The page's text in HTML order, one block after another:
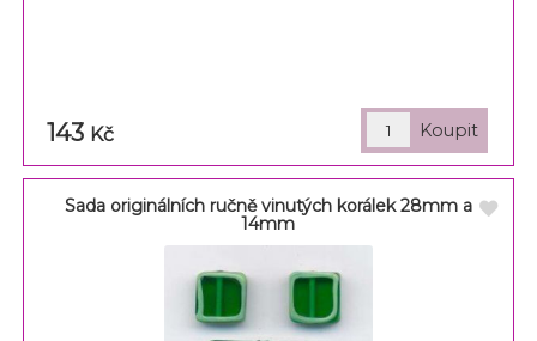
143 Kč
Sada originálních ručně vinutých korálek 28mm a
14mm